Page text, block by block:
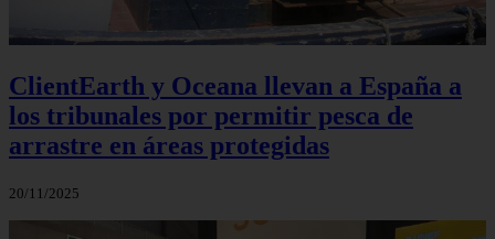
ClientEarth y Oceana llevan a España a
los tribunales por permitir pesca de
arrastre en áreas protegidas
20/11/2025